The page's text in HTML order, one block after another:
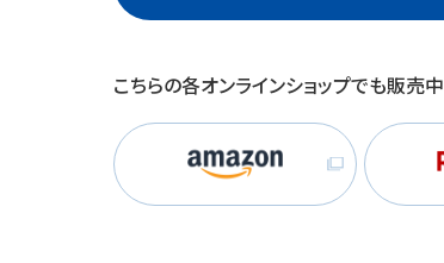
こちらの各オンラインショップでも販売中